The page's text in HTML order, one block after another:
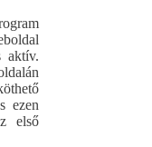
aktív.
ezen
első